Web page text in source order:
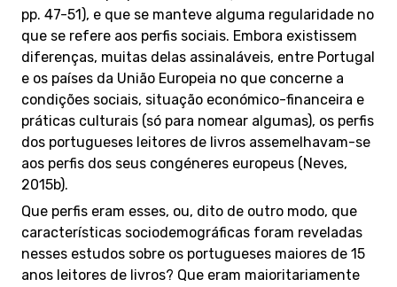
pp. 47-51), e que se manteve alguma regularidade no
que se refere aos perfis sociais. Embora existissem
diferenças, muitas delas assinaláveis, entre Portugal
e os países da União Europeia no que concerne a
condições sociais, situação económico-financeira e
práticas culturais (só para nomear algumas), os perfis
dos portugueses leitores de livros assemelhavam-se
aos perfis dos seus congéneres europeus (Neves,
2015b).
Que perfis eram esses, ou, dito de outro modo, que
características sociodemográficas foram reveladas
nesses estudos sobre os portugueses maiores de 15
anos leitores de livros? Que eram maioritariamente